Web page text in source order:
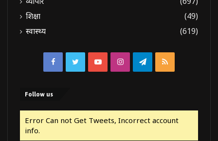
शिक्षा
(49)
स्वास्थ्य
(619)
FacebookTwitterYouTubeInstagramTelegram
RSS
Follow us
Error Can not Get Tweets, Incorrect account
info.